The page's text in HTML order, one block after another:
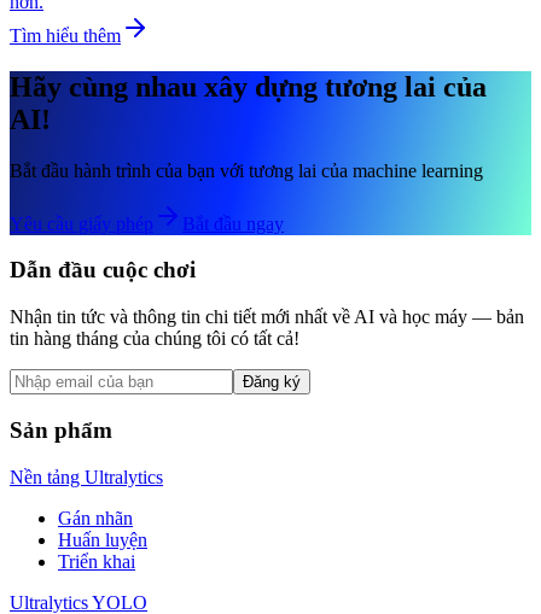
Tìm hiểu thêm
Hãy cùng nhau xây dựng tương lai của
AI!
Bắt đầu hành trình của bạn với tương lai của machine learning
Yêu cầu giấy phép Bắt đầu ngay
Dẫn đầu cuộc chơi
Nhận tin tức và thông tin chi tiết mới nhất về AI và học máy — bản
tin hàng tháng của chúng tôi có tất cả!
Đăng ký
Sản phẩm
Nền tảng Ultralytics
Gán nhãn
Huấn luyện
Triển khai
Ultralytics YOLO